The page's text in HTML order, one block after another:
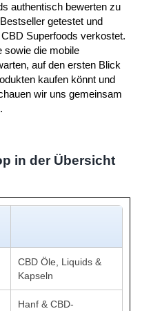
authentisch bewerten zu
getestet und
Superfoods verkostet.
sowie die mobile
auf den ersten Blick
kaufen könnt und
wir uns gemeinsam
in der Übersicht
CBD Öle, Liquids &
Kapseln
Hanf & CBD-